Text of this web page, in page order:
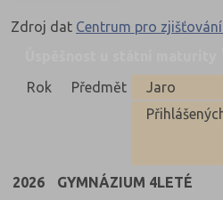
Zdroj dat Centrum pro
Rok
Předmět Jaro
2026
GYMNÁZIUM 4LETÉ